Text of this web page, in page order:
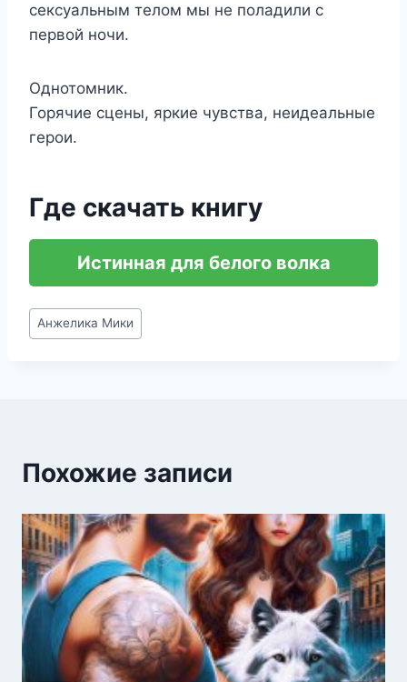
сексуальным телом мы не поладили с
первой ночи.
Однотомник.
Горячие сцены, яркие чувства, неидеальные
герои.
Где скачать книгу
Истинная для белого волка
Метки
записи:
Анжелика Мики
Похожие записи